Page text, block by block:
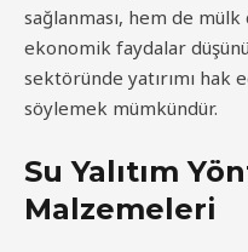
sağlanması, hem de
ekonomik faydalar
sektöründe yatırımı hak
söylemek mümkündür.
Su Yalıtım
Malzemeleri